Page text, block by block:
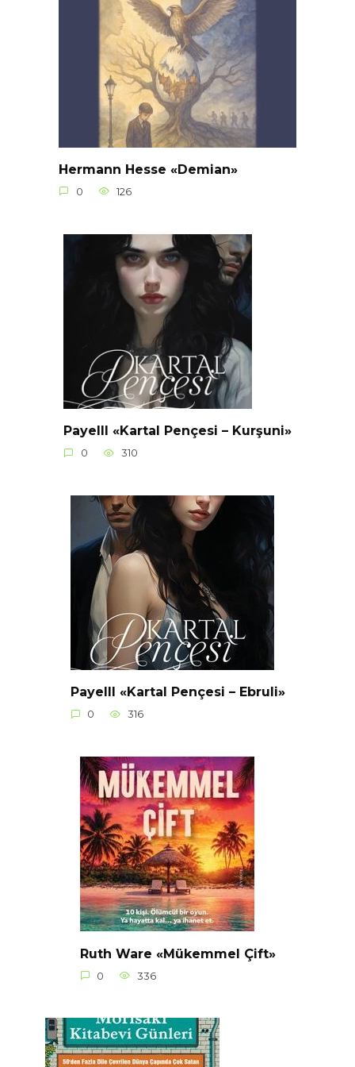
Hermann Hesse «Demian»
0 126
Payelll «Kartal Pençesi – Kurşuni»
0 310
Payelll «Kartal Pençesi – Ebruli»
0 316
Ruth Ware «Mükemmel Çift»
0 336